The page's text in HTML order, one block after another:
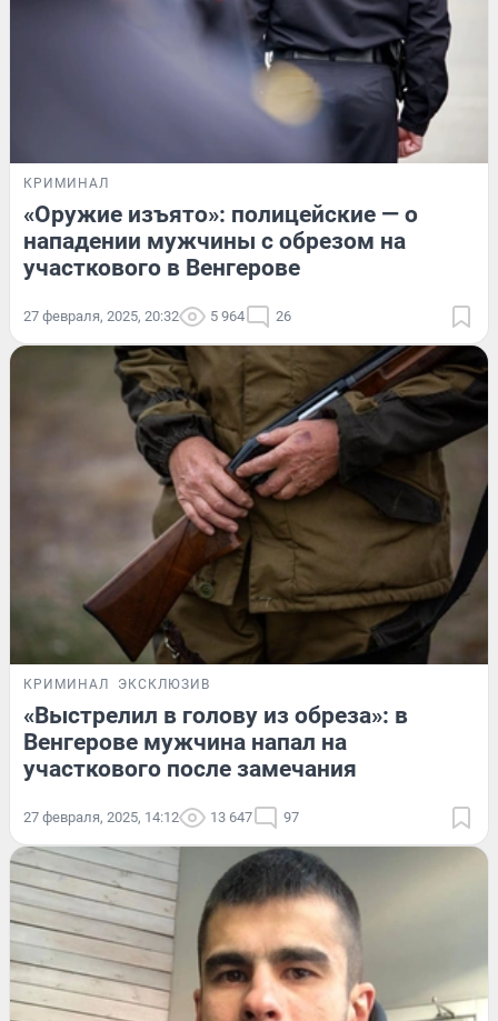
КРИМИНАЛ
«Оружие изъято»: полицейские — о
нападении мужчины с обрезом на
участкового в Венгерове
27 февраля, 2025, 20:32 5 964 26
КРИМИНАЛ ЭКСКЛЮЗИВ
«Выстрелил в голову из обреза»: в
Венгерове мужчина напал на
участкового после замечания
27 февраля, 2025, 14:12 13 647 97